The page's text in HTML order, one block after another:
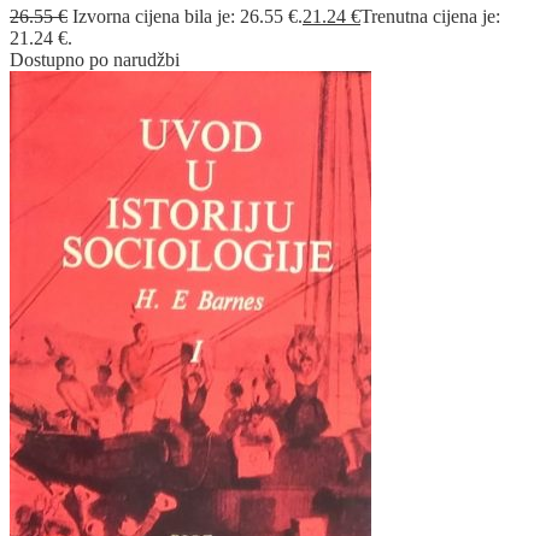
26.55€ Izvorna cijena bila je: 26.55 €.21.24 €Trenutna cijena je:
21.24 €.
Dostupno po narudžbi